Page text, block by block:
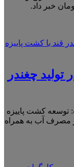
چغندر
کشت پاییزه
در مصرف آب به همراه